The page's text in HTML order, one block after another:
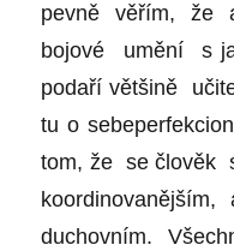
pevně věřím,
bojové umění s
podaří většině
tu o
tom, že se člověk
duchovním.